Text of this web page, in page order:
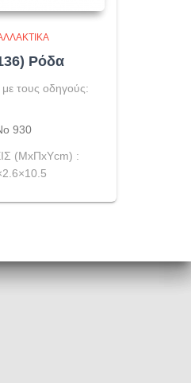
Ρόδα
με τους οδηγούς:
930
(ΜxΠxΥcm) :